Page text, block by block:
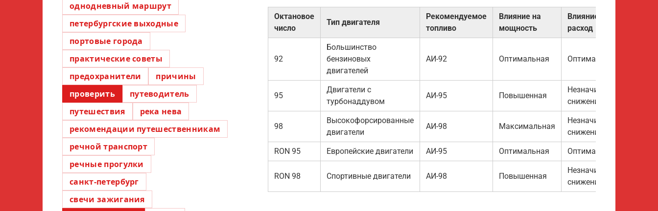
Октановое
число
Тип двигателя
Рекомендуемое
топливо
Влияние на
мощность
Влияние на
расход
92
Большинство
бензиновых
двигателей
АИ-92 Оптимальная Оптимальный
95
Двигатели с
турбонаддувом
АИ-95 Повышенная
Незначительное
снижение
98
Высокофорсированные
двигатели
АИ-98 Максимальная
Незначительное
снижение
RON 95 Европейские двигатели АИ-95 Оптимальная Оптимальный
RON 98 Спортивные двигатели АИ-98 Повышенная
Незначительное
снижение
однодневный маршрут
петербургские выходные
портовые города
практические советы
предохранители
причины
проверить
путеводитель
путешествия
река нева
рекомендации путешественникам
речной транспорт
речные прогулки
санкт-петербург
свечи зажигания